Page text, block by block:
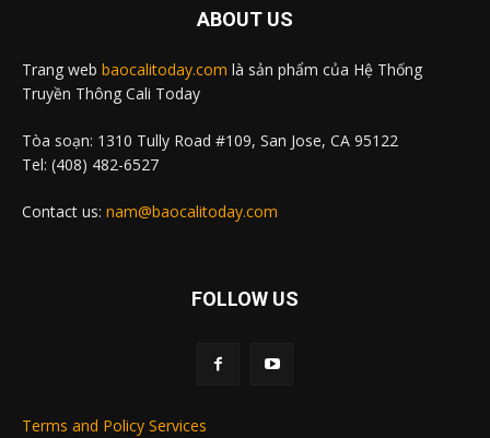
ABOUT US
Trang web baocalitoday.com là sản phẩm của Hệ Thống
Truyền Thông Cali Today
Tòa soạn: 1310 Tully Road #109, San Jose, CA 95122
Tel: (408) 482-6527
Contact us: nam@baocalitoday.com
FOLLOW US
Terms and Policy Services